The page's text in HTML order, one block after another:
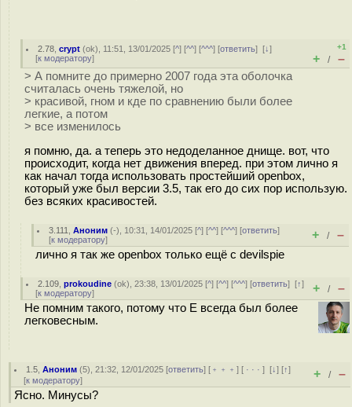
2.78 ,crypt (ok), 11:51, 13/01/2025 [^] [^^] [^^^] [ответить][↓]
[к модератору]
+1
+ / –
> А помните до примерно 2007 года эта оболочка
считалась очень тяжелой, но
> красивой, гном и кде по сравнению были более
легкие, а потом
> все изменилось
я помню, да. а теперь это недоделанное днище. вот, что
происходит, когда нет движения вперед. при этом лично я
как начал тогда использовать простейший openbox,
который уже был версии 3.5, так его до сих пор использую.
без всяких красивостей.
3.111 ,Аноним (-), 10:31, 14/01/2025 [^] [^^] [^^^] [ответить]
[к модератору] + / –
лично я так же openbox только ещё с devilspie
2.109 ,prokoudine (ok), 23:38, 13/01/2025 [^] [^^] [^^^] [ответить][↑]
[к модератору] + / –
Не помним такого, потому что E всегда был более
легковесным.
1.5 ,Аноним (5), 21:32, 12/01/2025 [ответить] [ ﹢﹢﹢] [ · · ·][↓] [↑]
[к модератору] + / –
Ясно. Минусы?